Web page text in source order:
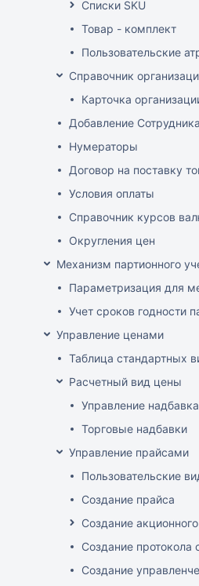
Списки SKU
Товар - комплект
Пользовательские
Справочник
Карточка
Добавление Сотрудника
Нумераторы
Договор на поставку
Условия оплаты
Справочник курсов
Округления цен
Механизм партионного
Параметризация для
Учет сроков годности
Управление ценами
Таблица стандартных
Расчетный вид цены
Управление
Торговые надбавки
Управление прайсами
Пользовательские
Создание прайса
Создание акционного
Создание протокола
Создание